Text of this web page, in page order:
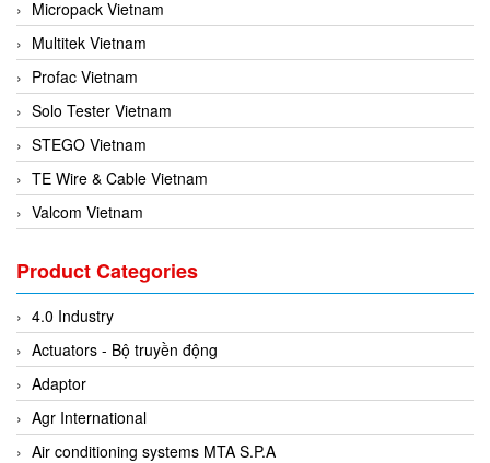
Micropack Vietnam
Multitek Vietnam
Profac Vietnam
Solo Tester Vietnam
STEGO Vietnam
TE Wire & Cable Vietnam
Valcom Vietnam
3CTEST Vietnam
4B VietNam Vietnam
ABB Vietnam
AC Infinity Vietnam
AC&E Telecommunications
AC&T Vietnam
Product Categories
4.0 Industry
Actuators - Bộ truyền động
Adaptor
Agr International
Air conditioning systems MTA S.P.A